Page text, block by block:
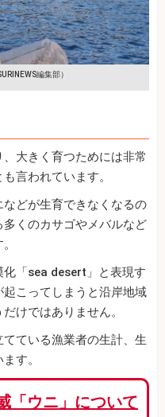
編集部）
大きく育つためには非常
言われています。
どが生育できなくなるの
くのカサゴやメバルなど
「sea desert」と表現す
こってしまうと沿岸地域
けではありません。
ている漁業者の生計、生
す。
「ウニ」について